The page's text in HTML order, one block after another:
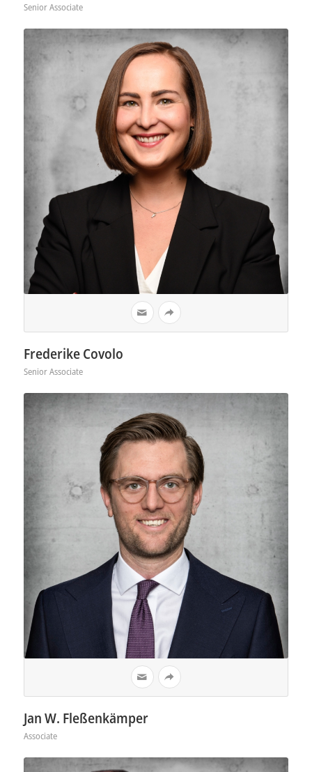
Senior Associate
Frederike Covolo
Senior Associate
Jan W. Fleßenkämper
Associate